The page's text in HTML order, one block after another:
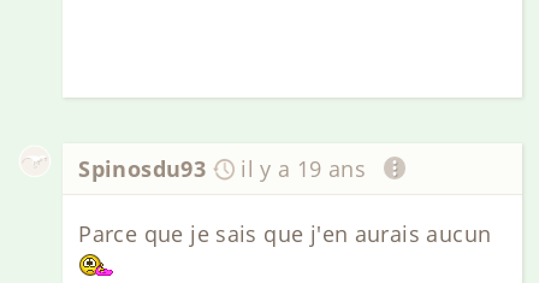
Spinosdu93 il y a 19 ans
Parce que je sais que j'en aurais aucun